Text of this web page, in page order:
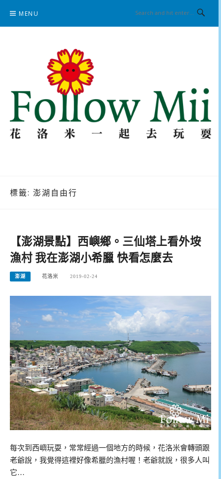
content
MENU
標籤: 澎湖自由行
【澎湖景點】西嶼鄉。三仙塔上看外垵
漁村 我在澎湖小希臘 快看怎麼去
澎湖 花洛米 2019-02-24
每次到西嶼玩耍，常常經過一個地方的時候，花洛米會轉頭跟
老爺說，我覺得這裡好像希臘的漁村喔！老爺就說，很多人叫
它…